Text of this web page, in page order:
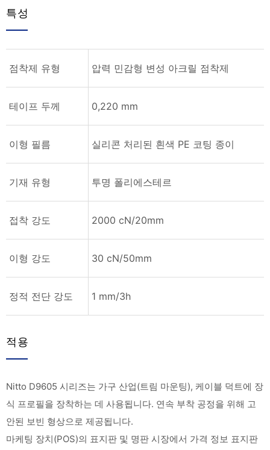
특성
점착제 유형 압력 민감형 변성 아크릴 점착제
테이프 두께 0,220 mm
이형 필름 실리콘 처리된 흰색 PE 코팅 종이
기재 유형 투명 폴리에스테르
접착 강도 2000 cN/20mm
이형 강도 30 cN/50mm
정적 전단 강도 1 mm/3h
적용
Nitto D9605 시리즈는 가구 산업(트림 마운팅), 케이블 덕트에 장
식 프로필을 장착하는 데 사용됩니다. 연속 부착 공정을 위해 고
안된 보빈 형상으로 제공됩니다.
마케팅 장치(POS)의 표지판 및 명판 시장에서 가격 정보 표지판